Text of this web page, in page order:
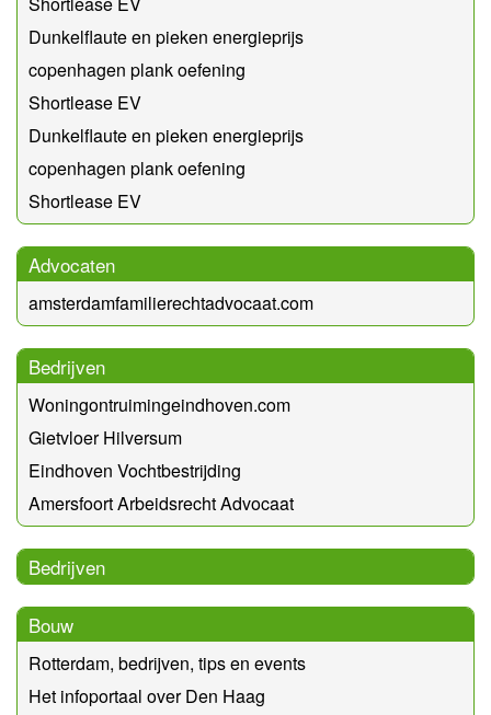
Dunkelflaute en pieken energieprijs
copenhagen plank oefening
Shortlease EV
Dunkelflaute en pieken energieprijs
copenhagen plank oefening
Shortlease EV
Advocaten
amsterdamfamilierechtadvocaat.com
Bedrijven
Woningontruimingeindhoven.com
Gietvloer Hilversum
Eindhoven Vochtbestrijding
Amersfoort Arbeidsrecht Advocaat
Bedrijven
Bouw
Rotterdam, bedrijven, tips en events
Het infoportaal over Den Haag